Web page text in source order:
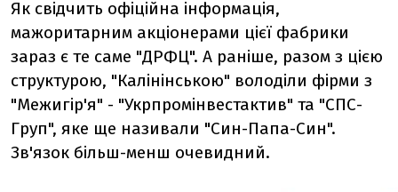
Як свідчить офіційна інформація,
мажоритарним акціонерами цієї фабрики
зараз є те саме "ДРФЦ". А раніше, разом з цією
структурою, "Калінінською" володіли фірми з
"Межигір'я" - "Укрпромінвестактив" та "СПС-
Груп", яке ще називали "Син-Папа-Син".
Зв'язок більш-менш очевидний.